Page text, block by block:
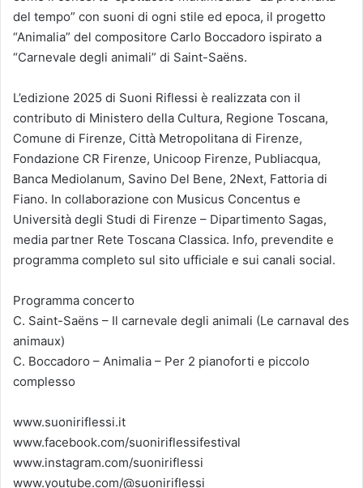
del tempo” con suoni di ogni stile ed epoca, il progetto
“Animalia” del compositore Carlo Boccadoro ispirato a
“Carnevale degli animali” di Saint-Saëns.
L’edizione 2025 di Suoni Riflessi è realizzata con il
contributo di Ministero della Cultura, Regione Toscana,
Comune di Firenze, Città Metropolitana di Firenze,
Fondazione CR Firenze, Unicoop Firenze, Publiacqua,
Banca Mediolanum, Savino Del Bene, 2Next, Fattoria di
Fiano. In collaborazione con Musicus Concentus e
Università degli Studi di Firenze – Dipartimento Sagas,
media partner Rete Toscana Classica. Info, prevendite e
programma completo sul sito ufficiale e sui canali social.
Programma concerto
C. Saint-Saëns – Il carnevale degli animali (Le carnaval des
animaux)
C. Boccadoro – Animalia – Per 2 pianoforti e piccolo
complesso
www.suoniriflessi.it
www.facebook.com/suoniriflessifestival
www.instagram.com/suoniriflessi
www.youtube.com/@suoniriflessi